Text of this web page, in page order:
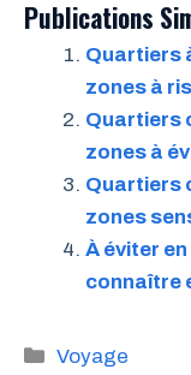
Publications
Quartiers
zones à
Quartiers
zones à
Quartiers
zones
À éviter
connaître
Catégories
Voyage